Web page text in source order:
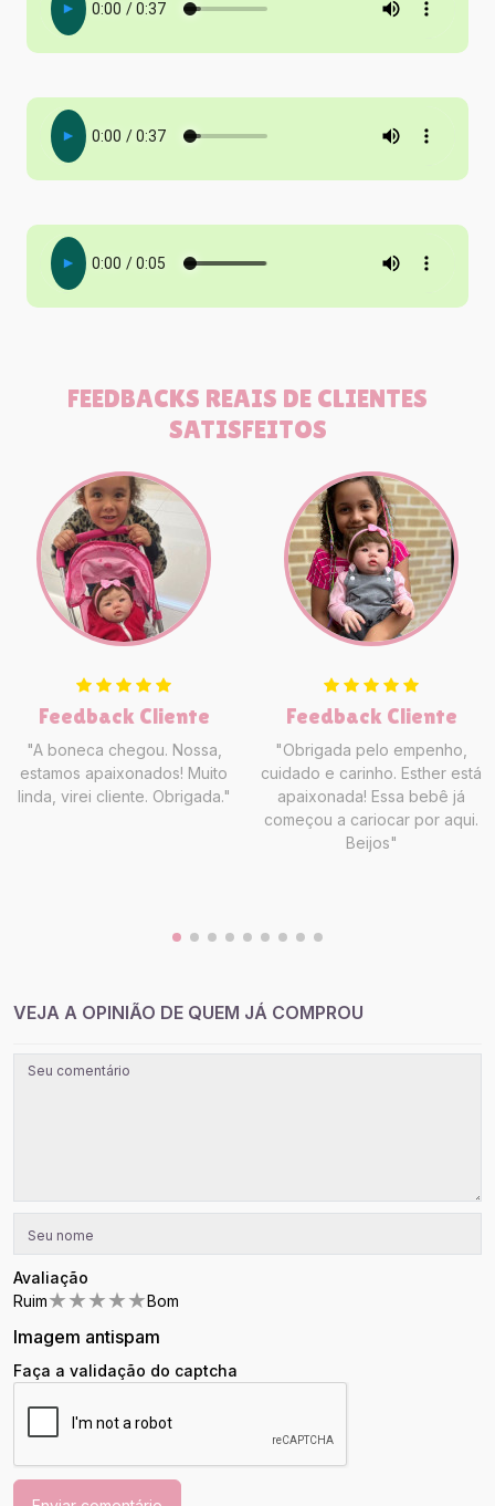
FEEDBACKS REAIS DE CLIENTES
SATISFEITOS
Feedback Cliente
"A boneca chegou. Nossa,
estamos apaixonados! Muito
linda, virei cliente. Obrigada."
Feedback Cliente
"Obrigada pelo empenho,
cuidado e carinho. Esther está
apaixonada! Essa bebê já
começou a cariocar por aqui.
Beijos"
VEJA A OPINIÃO DE QUEM JÁ COMPROU
Avaliação
Ruim★★★★★Bom
Imagem antispam
Faça a validação do captcha